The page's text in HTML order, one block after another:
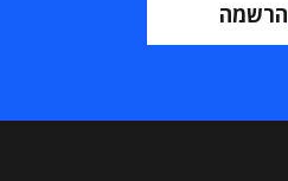
הרשמה